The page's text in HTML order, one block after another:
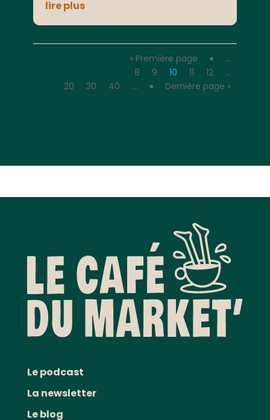
lire plus
« Première page «
…
8
9 10 11 12
…
20
30 40 … » Dernière page »
Le podcast
La newsletter
Le blog